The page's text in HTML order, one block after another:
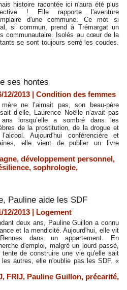
histoire racontée ici n'aura été plus
! Elle rapporte l'aventure
d'une commune. Ce mot si
si commun, prend à Trémargat un
communautaire. Isolés au cœur de la
se sont toujours serré les coudes.
ses hontes
12/2013 | Condition des femmes
ne l’aimait pas, son beau-père
d’elle, Laurence Noëlle n’avait pas
lorsqu’elle a sombré dans les
de la prostitution, de la drogue et
Aujourd'hui conférencière et
elle vient de publier un livre
, développement personnel,
, sophrologie,
Pauline aide les SDF
12/2013 | Logement
deux ans, Pauline Guillon a connu
et la mendicité. Aujourd'hui, elle vit
dans un appartement. En
d'emploi, malgré un lourd passé,
tente de construire une vie qu'elle sait
autres, elle n'oublie pas les SDF. «
, FRIJ, Pauline Guillon, précarité,